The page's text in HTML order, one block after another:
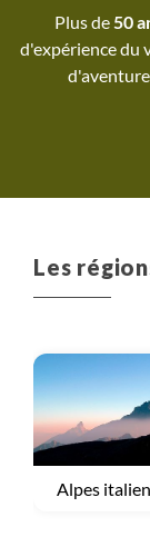
Plus de50
d'expérience du
d'aventure
Les
Voyage
Alpes